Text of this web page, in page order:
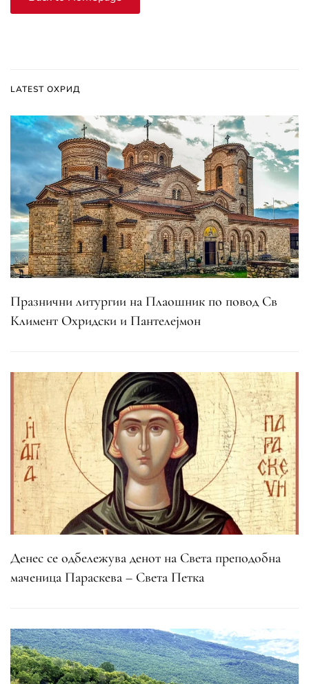
LATEST ОХРИД
Празнични литургии на Плаошник по повод Св
Климент Охридски и Пантелејмон
Денес се одбележува денот на Света преподобна
маченица Параскева – Света Петка